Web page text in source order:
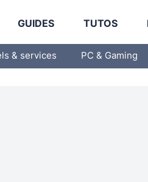
GUIDES TUTOS
& services PC & Gaming